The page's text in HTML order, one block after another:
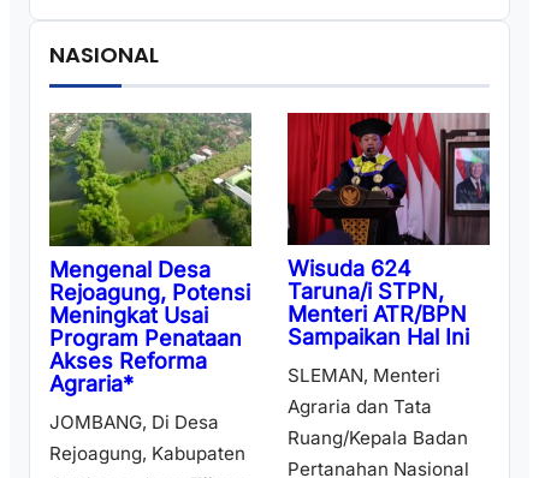
NASIONAL
Mengenal Desa
Rejoagung, Potensi
Meningkat Usai
Program Penataan
Akses Reforma
Agraria*
JOMBANG, Di Desa
Rejoagung, Kabupaten
Wisuda 624
Taruna/i STPN,
Menteri ATR/BPN
Sampaikan Hal Ini
SLEMAN, Menteri
Agraria dan Tata
Ruang/Kepala Badan
Pertanahan Nasional